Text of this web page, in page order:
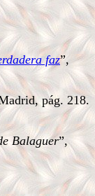
faz”,
pág. 218.
Balaguer”,